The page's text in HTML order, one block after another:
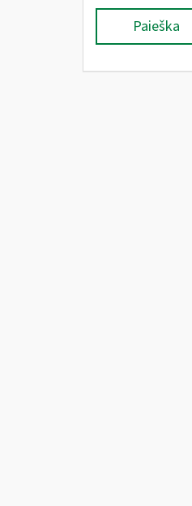
Paieška